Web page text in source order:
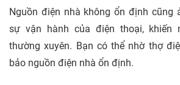
Nguồn điện nhà không ổn định cũng
sự vận hành của điện thoại, khiến
thường xuyên. Bạn có thể nhờ thợ
bảo nguồn điện nhà ổn định.